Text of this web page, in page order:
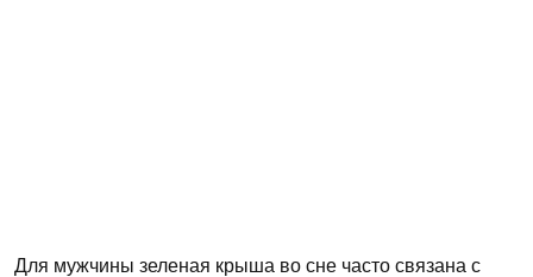
Для мужчины зеленая крыша во сне часто связана с